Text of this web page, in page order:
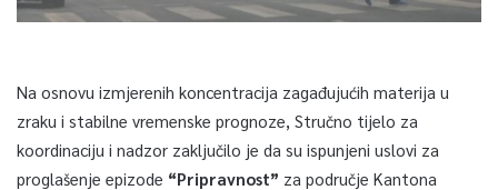
Na osnovu izmjerenih koncentracija zagađujućih materija u
zraku i stabilne vremenske prognoze, Stručno tijelo za
koordinaciju i nadzor zaključilo je da su ispunjeni uslovi za
proglašenje epizode “Pripravnost” za područje Kantona